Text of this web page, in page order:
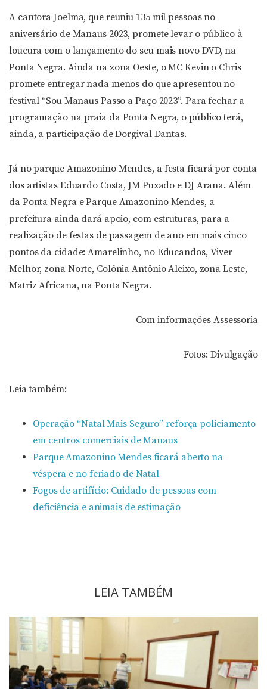
A cantora Joelma, que reuniu 135 mil pessoas no
aniversário de Manaus 2023, promete levar o público à
loucura com o lançamento do seu mais novo DVD, na
Ponta Negra. Ainda na zona Oeste, o MC Kevin o Chris
promete entregar nada menos do que apresentou no
festival “Sou Manaus Passo a Paço 2023”. Para fechar a
programação na praia da Ponta Negra, o público terá,
ainda, a participação de Dorgival Dantas.
Já no parque Amazonino Mendes, a festa ficará por conta
dos artistas Eduardo Costa, JM Puxado e DJ Arana. Além
da Ponta Negra e Parque Amazonino Mendes, a
prefeitura ainda dará apoio, com estruturas, para a
realização de festas de passagem de ano em mais cinco
pontos da cidade: Amarelinho, no Educandos, Viver
Melhor, zona Norte, Colônia Antônio Aleixo, zona Leste,
Matriz Africana, na Ponta Negra.
Com informações Assessoria
Fotos: Divulgação
Leia também:
Operação “Natal Mais Seguro” reforça policiamento
em centros comerciais de Manaus
Parque Amazonino Mendes ficará aberto na
véspera e no feriado de Natal
Fogos de artifício: Cuidado de pessoas com
deficiência e animais de estimação
LEIA TAMBÉM